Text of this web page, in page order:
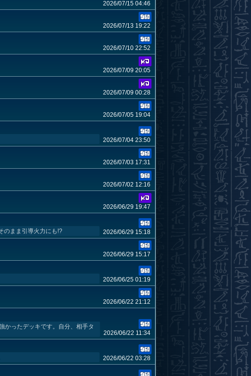
2026/07/15 04:46
2026/07/13 19:22
2026/07/10 22:52
2026/07/09 20:05
2026/07/09 00:28
2026/07/05 19:04
2026/07/04 23:50
2026/07/03 17:31
2026/07/02 12:16
2026/06/29 19:47
のまま引導火力にも!? 2026/06/29 15:18
2026/06/29 15:17
2026/06/25 01:19
2026/06/22 21:12
かったデッキです。自分、相手タ
2026/06/22 11:34
2026/06/22 03:28